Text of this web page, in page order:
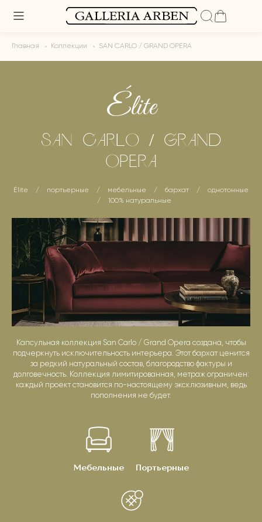
Главная Коллекции SAN CARLO / GRAND OPERA
Élite
SAN CARLO / GRAND
OPERA
Élite / портьерные / мебельные / бархат /
однотонные
/
100% натуральные
Капсульная коллекция San Carlo / Grand Opera создана, чтобы
подчеркнуть исключительность интерьера. Этот бархат ценится
за редкий натуральный состав, благородство фактуры и
долговечность. Коллекция лимитированная, метраж ограничен:
каждый проект становится по-настоящему эксклюзивным, ведь
пополнения не будет.
Мебельные Портьерные